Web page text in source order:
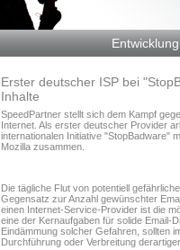
Entwicklung
Erster deutscher ISP bei
Inhalte
SpeedPartner stellt sich dem Kampf
Internet. Als erster deutscher Provider
internationalen Initiative "StopBadware"
Mozilla zusammen.
Die tägliche Flut von potentiell
Gegensatz zur Anzahl gewünschter
einen Internet-Service-Provider ist die
eine der Kernaufgaben für solide Email-
Eindämmung solcher Gefahren, sollten
Durchführung oder Verbreitung